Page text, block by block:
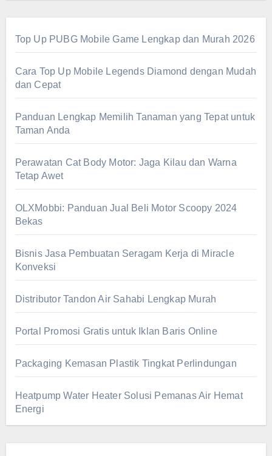
Top Up PUBG Mobile Game Lengkap dan Murah 2026
Cara Top Up Mobile Legends Diamond dengan Mudah
dan Cepat
Panduan Lengkap Memilih Tanaman yang Tepat untuk
Taman Anda
Perawatan Cat Body Motor: Jaga Kilau dan Warna
Tetap Awet
OLXMobbi: Panduan Jual Beli Motor Scoopy 2024
Bekas
Bisnis Jasa Pembuatan Seragam Kerja di Miracle
Konveksi
Distributor Tandon Air Sahabi Lengkap Murah
Portal Promosi Gratis untuk Iklan Baris Online
Packaging Kemasan Plastik Tingkat Perlindungan
Heatpump Water Heater Solusi Pemanas Air Hemat
Energi